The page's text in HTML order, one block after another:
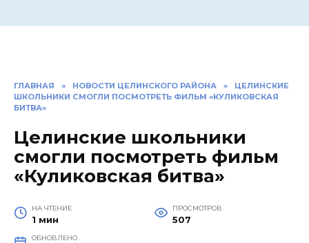
ГЛАВНАЯ » НОВОСТИ ЦЕЛИНСКОГО РАЙОНА »
ЦЕЛИНСКИЕ
ШКОЛЬНИКИ СМОГЛИ ПОСМОТРЕТЬ ФИЛЬМ «КУЛИКОВСКАЯ
БИТВА»
Целинские школьники
смогли посмотреть фильм
«Куликовская битва»
НА ЧТЕНИЕ
1 мин
ПРОСМОТРОВ
507
ОБНОВЛЕНО